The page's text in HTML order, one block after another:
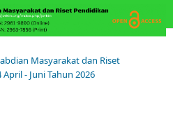
Masyarakat dan Riset
- Juni Tahun 2026